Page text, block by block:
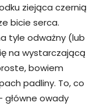
ziejąca czernią
bicie serca.
tyle odważny (lub
na wystarczającą
bowiem
padliny. To, co
główne owady